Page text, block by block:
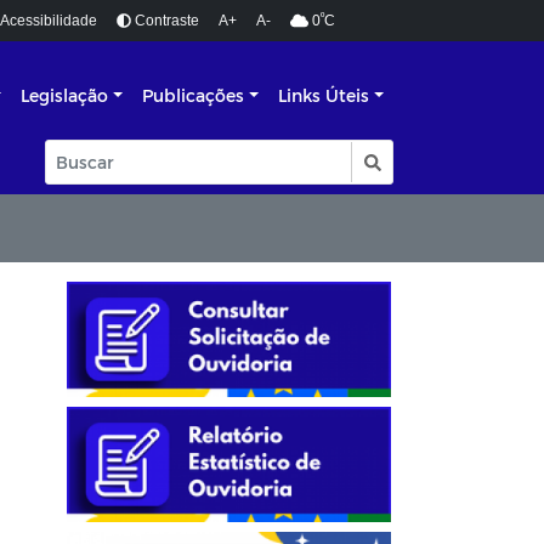
Acessibilidade Contraste A+ A- 0ºC
Legislação Publicações Links Úteis